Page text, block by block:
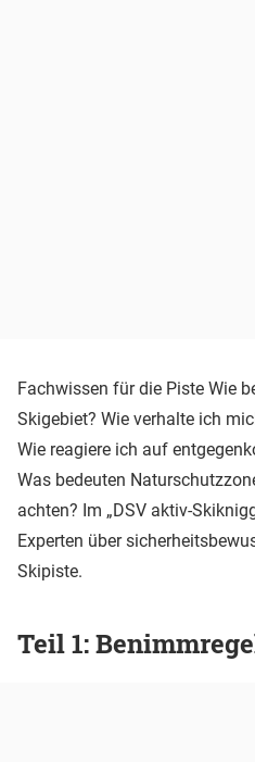
Fachwissen für die Piste Wie
Skigebiet? Wie verhalte ich
Wie reagiere ich auf
Was bedeuten
achten? Im „DSV aktiv-
Experten über
Skipiste.
Teil 1: